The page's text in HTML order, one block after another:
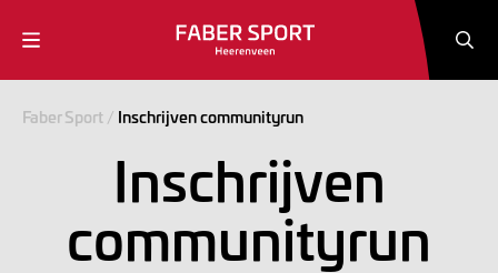
Faber Sport/ Inschrijven communityrun
Inschrijven
communityrun